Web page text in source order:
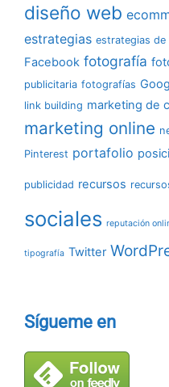
diseño web
estrategias estrategias de
Facebook fotografía
publicitaria fotografías
link building marketing de
marketing online
Pinterest portafolio
publicidad recursos
sociales reputación
tipografía Twitter
Sígueme en